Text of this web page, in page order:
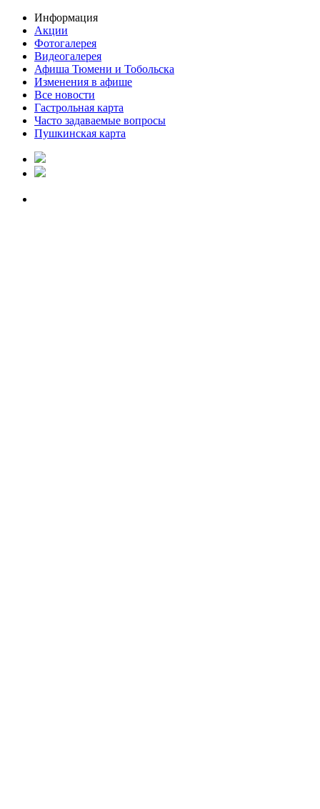
Информация
Акции
Фотогалерея
Видеогалерея
Афиша Тюмени и Тобольска
Изменения в афише
Все новости
Гастрольная карта
Часто задаваемые вопросы
Пушкинская карта